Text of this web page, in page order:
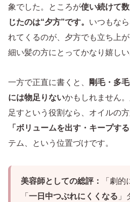
象でした。ところが使い続けて
じたのは“夕方”です。 いつもな
れてくるのが、夕方でも立ち上
細い髪の方にとってかなり嬉し
一方で正直に書くと、
剛毛・多
には物足りないかもしれません
足すという役割なら、オイルの
「ボリュームを出す・キープす
テム、という位置づけです。
美容師としての総評：
「劇
「 一日中つぶれにくくなる 」